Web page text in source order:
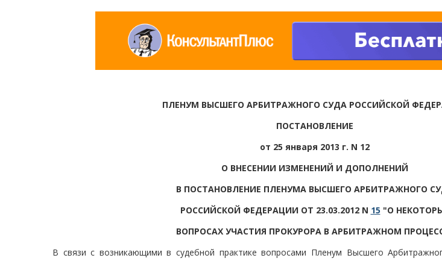
ПЛЕНУМ ВЫСШЕГО АРБИТРАЖНОГО СУДА РОССИЙСКОЙ
ПОСТАНОВЛЕНИЕ
от 25 января 2013 г. N 12
О ВНЕСЕНИИ ИЗМЕНЕНИЙ И ДОПОЛНЕНИЙ
В ПОСТАНОВЛЕНИЕ ПЛЕНУМА ВЫСШЕГО АРБИТРАЖНОГО
РОССИЙСКОЙ ФЕДЕРАЦИИ ОТ 23.03.2012 N 15 "О
ВОПРОСАХ УЧАСТИЯ ПРОКУРОРА В АРБИТРАЖНОМ
В связи с возникающими в судебной практике вопросами Пленум Высшего